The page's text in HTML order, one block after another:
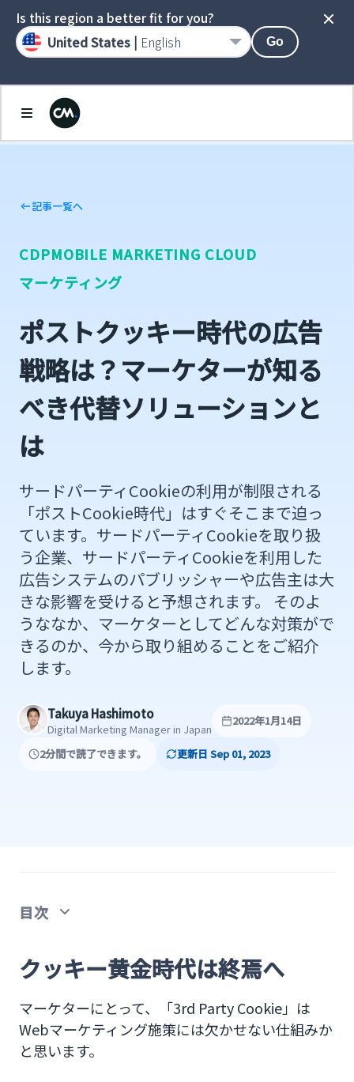
記事一覧へ
CDPMOBILE MARKETING CLOUD
マーケティング
ポストクッキー時代の広告
戦略は？マーケターが知る
べき代替ソリューションと
は
サードパーティCookieの利用が制限される
「ポストCookie時代」はすぐそこまで迫っ
ています。サードパーティCookieを取り扱
う企業、サードパーティCookieを利用した
広告システムのパブリッシャーや広告主は大
きな影響を受けると予想されます。 そのよ
うななか、マーケターとしてどんな対策がで
きるのか、今から取り組めることをご紹介
します。
Takuya Hashimoto
Digital Marketing Manager in Japan
2022年1月14日
2分間で読了できます。 更新日 Sep 01, 2023
目次
クッキー黄金時代は終焉へ
Apple社Safari規制
Google社Google Chrome規制
クッキー黄金時代は終焉へ
マーケターにとって、「3rd Party Cookie」は
Webマーケティング施策には欠かせない仕組みか
と思います。
Is this region a better fit for you?
United States | English Go